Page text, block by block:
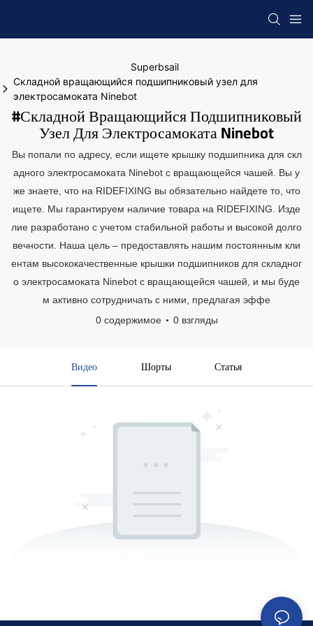
Superbsail
Складной вращающийся подшипниковый узел для
электросамоката Ninebot
#Складной Вращающийся Подшипниковый
Узел Для Электросамоката Ninebot
Вы попали по адресу, если ищете крышку подшипника для скл
адного электросамоката Ninebot с вращающейся чашей. Вы у
же знаете, что на RIDEFIXING вы обязательно найдете то, что
ищете. Мы гарантируем наличие товара на RIDEFIXING. Изде
лие разработано с учетом стабильной работы и высокой долго
вечности. Наша цель – предоставлять нашим постоянным кли
ентам высококачественные крышки подшипников для складног
о электросамоката Ninebot с вращающейся чашей, и мы буде
м активно сотрудничать с ними, предлагая эффе
0 содержимое
0 взгляды
Видео Шорты Статья